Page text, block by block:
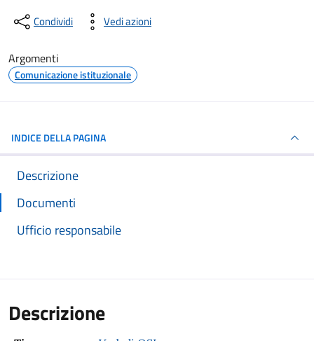
Condividi Vedi azioni
Argomenti
Comunicazione istituzionale
INDICE DELLA PAGINA
Descrizione
Documenti
Ufficio responsabile
Descrizione